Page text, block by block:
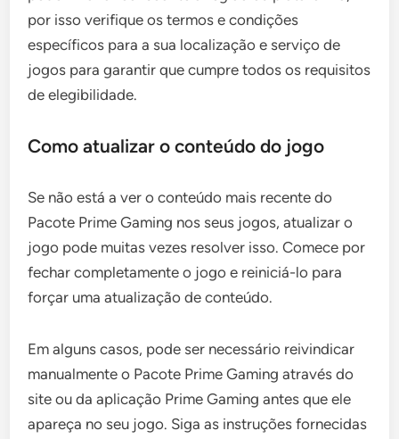
por isso verifique os termos e condições
específicos para a sua localização e serviço de
jogos para garantir que cumpre todos os requisitos
de elegibilidade.
Como atualizar o conteúdo do jogo
Se não está a ver o conteúdo mais recente do
Pacote Prime Gaming nos seus jogos, atualizar o
jogo pode muitas vezes resolver isso. Comece por
fechar completamente o jogo e reiniciá-lo para
forçar uma atualização de conteúdo.
Em alguns casos, pode ser necessário reivindicar
manualmente o Pacote Prime Gaming através do
site ou da aplicação Prime Gaming antes que ele
apareça no seu jogo. Siga as instruções fornecidas